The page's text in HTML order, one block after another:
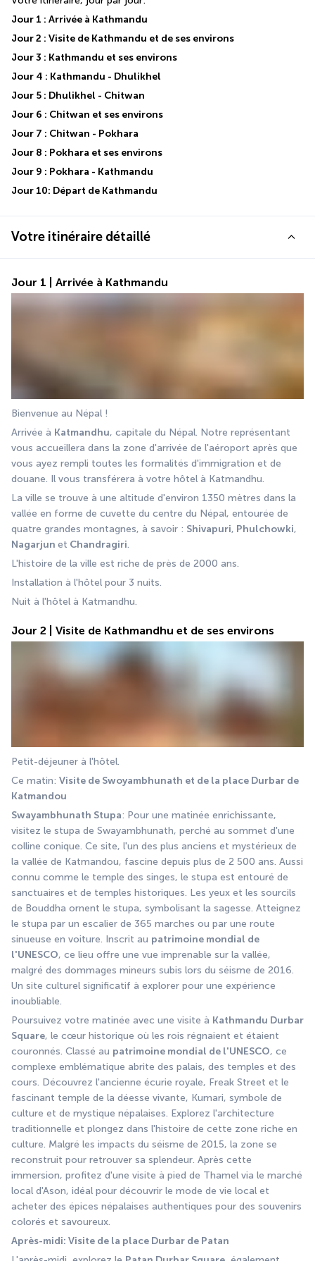
Jour 1 : Arrivée à Kathmandu
Jour 2 : Visite de Kathmandu et de ses environs
Jour 3 : Kathmandu et ses environs
Jour 4 : Kathmandu - Dhulikhel
Jour 5 : Dhulikhel - Chitwan
Jour 6 : Chitwan et ses environs
Jour 7 : Chitwan - Pokhara
Jour 8 : Pokhara et ses environs
Jour 9 : Pokhara - Kathmandu
Jour 10: Départ de Kathmandu
Votre itinéraire détaillé
Jour 1 | Arrivée à Kathmandu
Bienvenue au Népal !
Arrivée à Katmandhu, capitale du Népal. Notre représentant
vous accueillera dans la zone d'arrivée de l'aéroport après que
vous ayez rempli toutes les formalités d'immigration et de
douane. Il vous transférera à votre hôtel à Katmandhu.
La ville se trouve à une altitude d'environ 1350 mètres dans la
vallée en forme de cuvette du centre du Népal, entourée de
quatre grandes montagnes, à savoir : Shivapuri, Phulchowki,
Nagarjun et Chandragiri.
L'histoire de la ville est riche de près de 2000 ans.
Installation à l'hôtel pour 3 nuits.
Nuit à l'hôtel à Katmandhu.
Jour 2 | Visite de Kathmandhu et de ses environs
Petit-déjeuner à l'hôtel.
Ce matin: Visite de Swoyambhunath et de la place Durbar de
Katmandou
Swayambhunath Stupa: Pour une matinée enrichissante,
visitez le stupa de Swayambhunath, perché au sommet d'une
colline conique. Ce site, l'un des plus anciens et mystérieux de
la vallée de Katmandou, fascine depuis plus de 2 500 ans. Aussi
connu comme le temple des singes, le stupa est entouré de
sanctuaires et de temples historiques. Les yeux et les sourcils
de Bouddha ornent le stupa, symbolisant la sagesse. Atteignez
le stupa par un escalier de 365 marches ou par une route
sinueuse en voiture. Inscrit au patrimoine mondial de
l'UNESCO, ce lieu offre une vue imprenable sur la vallée,
malgré des dommages mineurs subis lors du séisme de 2016.
Un site culturel significatif à explorer pour une expérience
inoubliable.
Poursuivez votre matinée avec une visite à Kathmandu Durbar
Square, le cœur historique où les rois régnaient et étaient
couronnés. Classé au patrimoine mondial de l'UNESCO, ce
complexe emblématique abrite des palais, des temples et des
cours. Découvrez l'ancienne écurie royale, Freak Street et le
fascinant temple de la déesse vivante, Kumari, symbole de
culture et de mystique népalaises. Explorez l'architecture
traditionnelle et plongez dans l'histoire de cette zone riche en
culture. Malgré les impacts du séisme de 2015, la zone se
reconstruit pour retrouver sa splendeur. Après cette
immersion, profitez d'une visite à pied de Thamel via le marché
local d'Ason, idéal pour découvrir le mode de vie local et
acheter des épices népalaises authentiques pour des souvenirs
colorés et savoureux.
Après-midi: Visite de la place Durbar de Patan